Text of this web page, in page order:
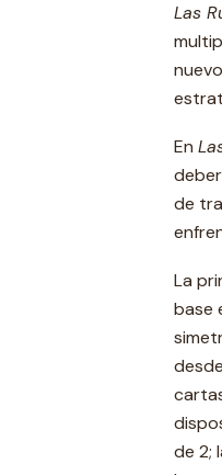
Las
En
de
La
base
de 2;